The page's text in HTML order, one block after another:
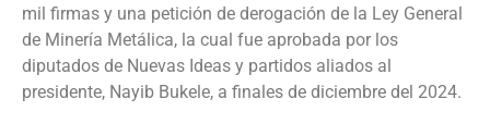
mil firmas y una petición de derogación de la Ley General
de Minería Metálica, la cual fue aprobada por los
diputados de Nuevas Ideas y partidos aliados al
presidente, Nayib Bukele, a finales de diciembre del 2024.